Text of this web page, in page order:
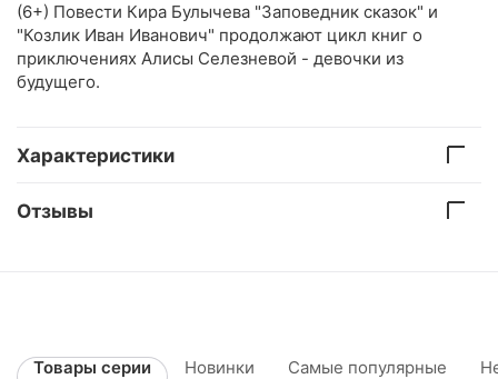
(6+) Повести Кира Булычева "Заповедник сказок" и
"Козлик Иван Иванович" продолжают цикл книг о
приключениях Алисы Селезневой - девочки из
будущего.
Характеристики
Отзывы
Товары серии Новинки Самые популярные